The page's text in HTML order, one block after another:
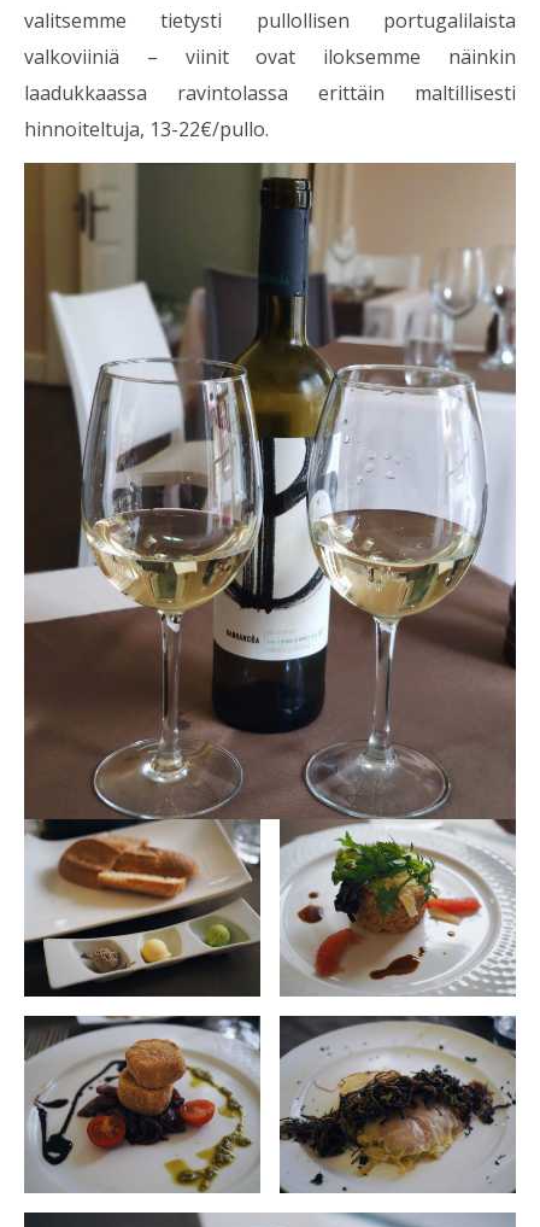
valitsemme tietysti pullollisen portugalilaista
valkoviiniä – viinit ovat iloksemme näinkin
laadukkaassa ravintolassa erittäin maltillisesti
hinnoiteltuja, 13-22€/pullo.